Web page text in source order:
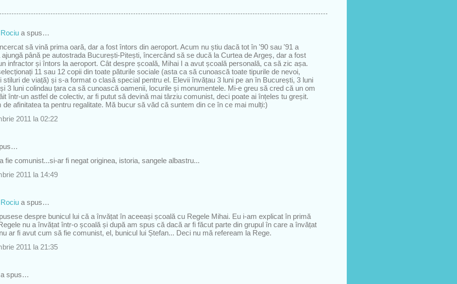
a spus…
să vină prima oară, dar a fost întors din aeroport. Acum nu știu dacă tot în '90 sau '91 a
ajungă până pe autostrada București-Pitești, încercând să se ducă la Curtea de Argeș, dar a fost
infractor și întors la aeroport. Cât despre școală, Mihai I a avut școală personală, ca să zic așa.
11 sau 12 copii din toate păturile sociale (asta ca să cunoască toate tipurile de nevoi,
stiluri de viață) și s-a format o clasă special pentru el. Elevii învățau 3 luni pe an în București, 3 luni
3 luni colindau țara ca să cunoască oamenii, locurile și monumentele. Mi-e greu să cred că un om
într-un astfel de colectiv, ar fi putut să devină mai târziu comunist, deci poate ai înțeles tu greșit.
de afinitatea ta pentru regalitate. Mă bucur să văd că suntem din ce în ce mai mulți:)
2011 la 02:22
fie comunist...si-ar fi negat originea, istoria, sangele albastru...
2011 la 14:49
a spus…
despre bunicul lui că a învățat în aceeași școală cu Regele Mihai. Eu i-am explicat în primă
nu a învățat într-o școală și după am spus că dacă ar fi făcut parte din grupul în care a învățat
ar fi avut cum să fie comunist, el, bunicul lui Ștefan... Deci nu mă refeream la Rege.
2011 la 21:35
a spus…